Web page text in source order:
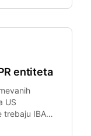
entiteta
US
IBAN,